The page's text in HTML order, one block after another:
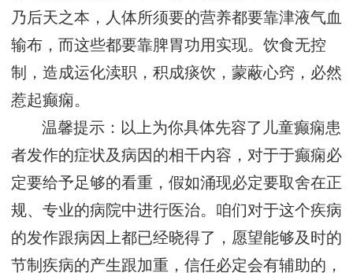
乃后天之本，人体所须要的营养都要靠津液气血
输布，而这些都要靠脾胃功用实现。饮食无控
制，造成运化渎职，积成痰饮，蒙蔽心窍，必然
惹起癫痫。
温馨提示：以上为你具体先容了儿童癫痫患
者发作的症状及病因的相干内容，对于于癫痫必
定要给予足够的看重，假如涌现必定要取舍在正
规、专业的病院中进行医治。咱们对于这个疾病
的发作跟病因上都已经晓得了，愿望能够及时的
节制疾病的产生跟加重，信任必定会有辅助的，